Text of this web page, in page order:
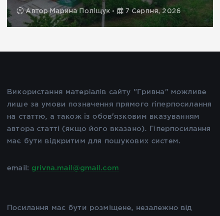
Автор Дарина Лапіна 7 Серпня, 2026
Використання матеріалів сайту "Гривна" можливе
лише за умови позначення прямого гіперпосилання
на статтю, а також із обов'язковим вказуванням
автора статті (якщо його вказано). Гіперпосилання
має бути відкритим для пошукових систем.
email: grivna.mail@gmail.com
Посилання має бути розміщене, незалежно від